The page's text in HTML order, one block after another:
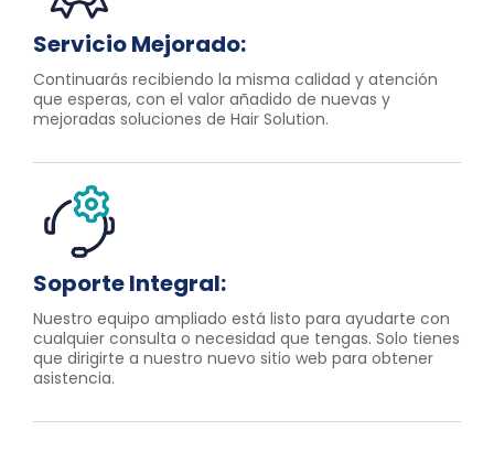
Servicio Mejorado:
Continuarás recibiendo la misma calidad y atención
que esperas, con el valor añadido de nuevas y
mejoradas soluciones de Hair Solution.
Soporte Integral:
Nuestro equipo ampliado está listo para ayudarte con
cualquier consulta o necesidad que tengas. Solo tienes
que dirigirte a nuestro nuevo sitio web para obtener
asistencia.